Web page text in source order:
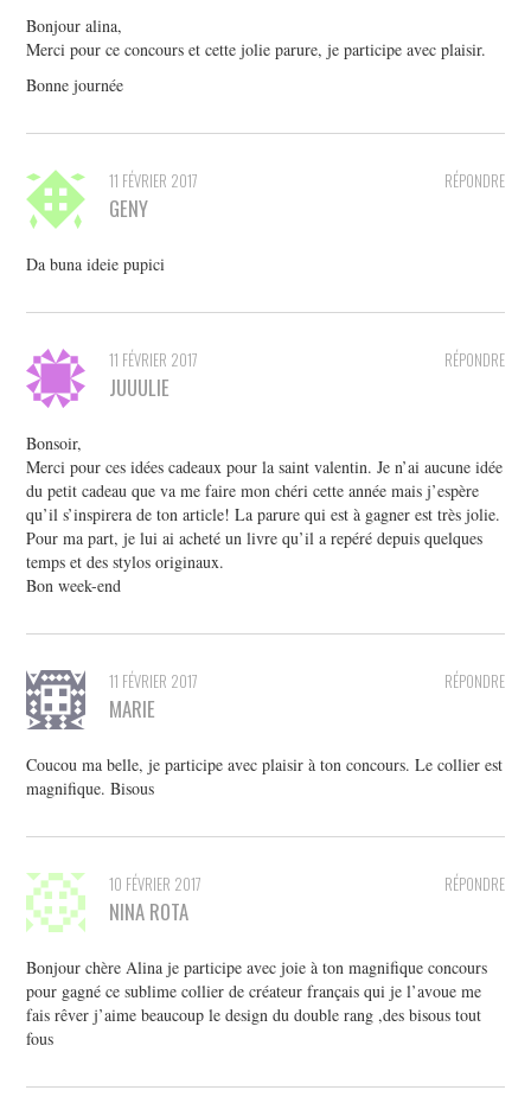
Bonjour alina,
Merci pour ce concours et cette jolie parure, je participe avec plaisir.
Bonne journée
RÉPONDRE
11 FÉVRIER 2017
GENY
Da buna ideie pupici
RÉPONDRE
11 FÉVRIER 2017
JUUULIE
Bonsoir,
Merci pour ces idées cadeaux pour la saint valentin. Je n’ai aucune idée
du petit cadeau que va me faire mon chéri cette année mais j’espère
qu’il s’inspirera de ton article! La parure qui est à gagner est très jolie.
Pour ma part, je lui ai acheté un livre qu’il a repéré depuis quelques
temps et des stylos originaux.
Bon week-end
RÉPONDRE
11 FÉVRIER 2017
MARIE
Coucou ma belle, je participe avec plaisir à ton concours. Le collier est
magnifique. Bisous
RÉPONDRE
10 FÉVRIER 2017
NINA ROTA
Bonjour chère Alina je participe avec joie à ton magnifique concours
pour gagné ce sublime collier de créateur français qui je l’avoue me
fais rêver j’aime beaucoup le design du double rang ,des bisous tout
fous